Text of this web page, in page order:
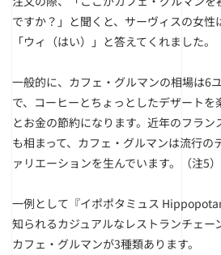
ですか？」と聞くと、サーヴィスの女性
「ウィ（はい）」と答えてくれました。
一般的に、カフェ・グルマンの相場は6
で、コーヒーとちょっとしたデザートを
とお金の節約になります。近年のフラン
も相まって、カフェ・グルマンは流行の
ァリエーションを生んでいます。
（注5）
一例として『イポポタミュス
知られるカジュアルなレストランチェー
カフェ・グルマンが3種類あります。